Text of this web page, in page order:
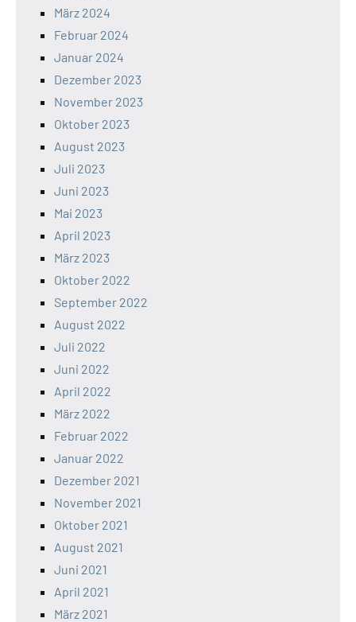
März 2024
Februar 2024
Januar 2024
Dezember 2023
November 2023
Oktober 2023
August 2023
Juli 2023
Juni 2023
Mai 2023
April 2023
März 2023
Oktober 2022
September 2022
August 2022
Juli 2022
Juni 2022
April 2022
März 2022
Februar 2022
Januar 2022
Dezember 2021
November 2021
Oktober 2021
August 2021
Juni 2021
April 2021
März 2021